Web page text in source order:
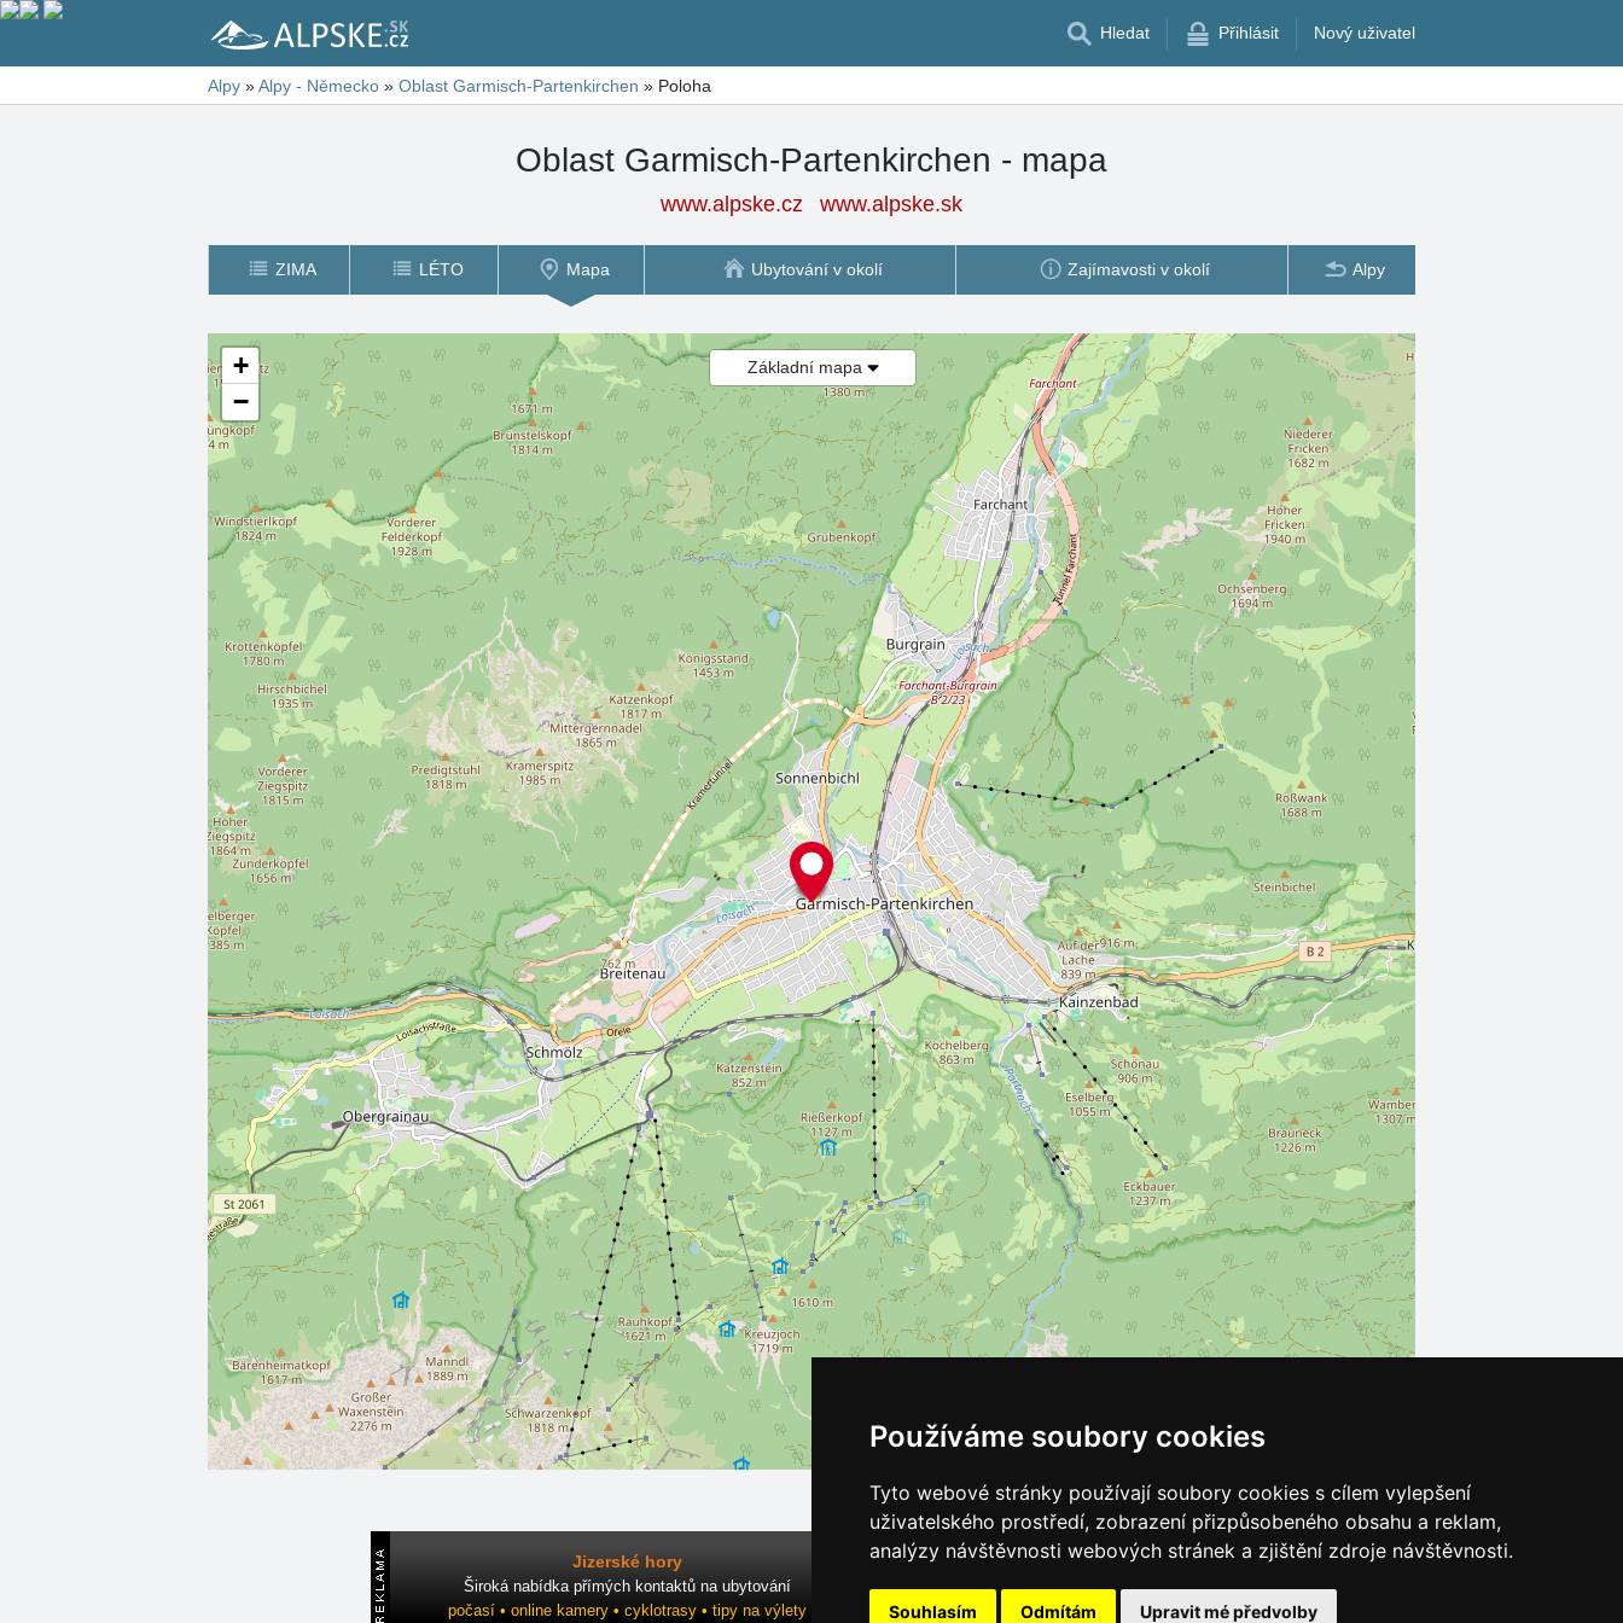
Používáme soubory cookies
Tyto webové stránky používají soubory cookies s cílem vylepšení
uživatelského prostředí, zobrazení přizpůsobeného obsahu a reklam,
analýzy návštěvnosti webových stránek a zjištění zdroje návštěvnosti.
Souhlasím Odmítám Upravit mé předvolby
Hledat Přihlásit Nový uživatel
Alpy »Alpy - Německo » Oblast Garmisch-Partenkirchen » Poloha
Oblast Garmisch-Partenkirchen - mapa
www.alpske.cz www.alpske.sk
ZIMA LÉTO Mapa Ubytování v okolí Zajímavosti v okolí Alpy
Základní mapa
+
−
Jizerské hory
Široká nabídka přímých kontaktů na ubytování
počasí • online kamery • cyklotrasy • tipy na výlety